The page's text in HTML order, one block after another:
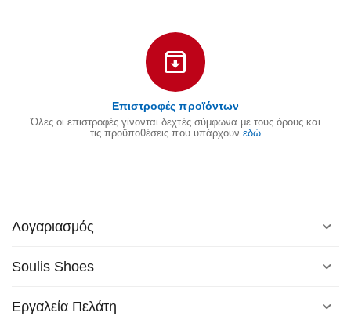
Επιστροφές προϊόντων
Όλες οι επιστροφές γίνονται δεχτές σύμφωνα με τους όρους και
τις προϋποθέσεις που υπάρχουν εδώ
Λογαριασμός
Soulis Shoes
Εργαλεία Πελάτη